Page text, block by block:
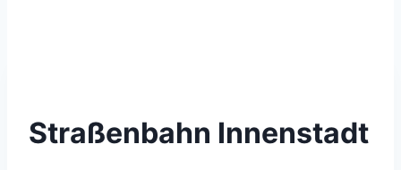
Straßenbahn Innenstadt